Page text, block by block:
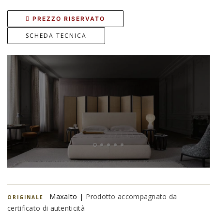
PREZZO RISERVATO
SCHEDA TECNICA
ORIGINALE Maxalto | Prodotto accompagnato da
certificato di autenticità